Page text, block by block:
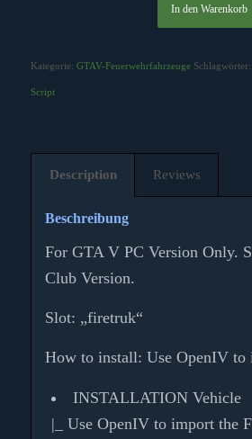
In den Warenkorb
Kategorie: GTAV-Feuerwehrfahrzeuge Schlagwörter:
Script
Description Reviews
Beschreibung
For GTA V PC Version Only.
Club Version.
Slot: „firetruk“
How to install: Use OpenIV to
INSTALLATION Vehicle
|_ Use OpenIV to import the